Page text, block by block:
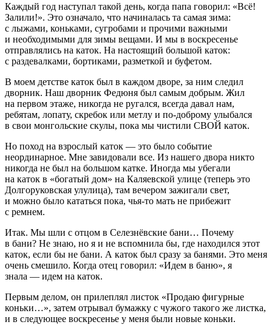
Каждый год наступал такой день, когда папа говорил: «Всё!
Залили!». Это означало, что начиналась та самая зима:
с лыжами, коньками, сугробами и прочими важными
и необходимыми для зимы вещами. И мы в воскресенье
отправлялись на каток. На настоящий большой каток:
с раздевалками, бортиками, разметкой и буфетом.
В моем детстве каток был в каждом дворе, за ним следил
дворник. Наш дворник Федюня был самым добрым. Жил
на первом этаже, никогда не ругался, всегда давал нам,
ребятам, лопату, скребок или метлу и по-доброму улыбался
в свои монгольские скулы, пока мы чистили СВОЙ каток.
Но поход на взрослый каток — это было событие
неординарное. Мне завидовали все. Из нашего двора никто
никогда не был на большом катке. Иногда мы убегали
на каток в «богатый дом» на Каляевской улице (теперь это
Долгоруковская улулица), там вечером зажигали свет,
и можно было кататься пока, чья-то мать не прибежит
с ремнем.
Итак. Мы шли с отцом в Селезнёвские бани… Почему
в бани? Не знаю, но я и не вспомнила бы, где находился этот
каток, если бы не бани. А каток был сразу за банями. Это меня
очень смешило. Когда отец говорил: «Идем в баню», я
знала — идем на каток.
Первым делом, он прилеплял листок «Продаю фигурные
коньки…», затем отрывал бумажку с чужого такого же листка,
и в следующее воскресенье у меня были новые коньки.